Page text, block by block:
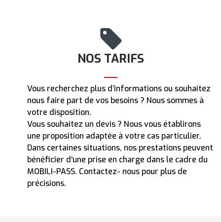
NOS TARIFS
Vous recherchez plus d’informations ou souhaitez
nous faire part de vos besoins ? Nous sommes à
votre disposition.
Vous souhaitez un devis ? Nous vous établirons
une proposition adaptée à votre cas particulier.
Dans certaines situations, nos prestations peuvent
bénéficier d'une prise en charge dans le cadre du
MOBILI-PASS. Contactez- nous pour plus de
précisions.